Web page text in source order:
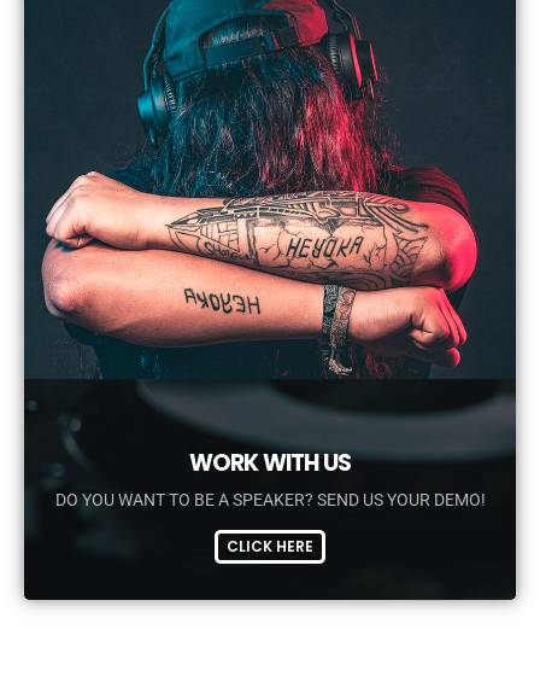
WORK WITH US
DO YOU WANT TO BE A SPEAKER? SEND US YOUR DEMO!
CLICK HERE